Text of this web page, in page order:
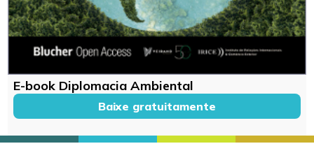
E-book Diplomacia Ambiental
Baixe gratuitamente